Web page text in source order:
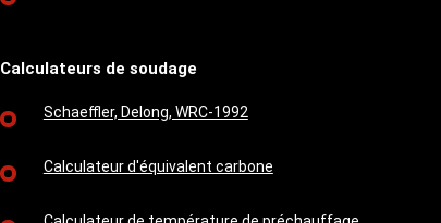
Calculateurs de soudage
Schaeffler, Delong, WRC-1992
Calculateur d'équivalent carbone